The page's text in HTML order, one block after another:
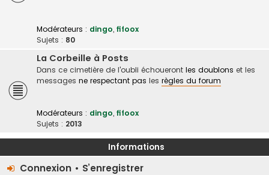
Modérateurs : dingo, fifoox
Sujets : 80
La Corbeille à Posts
Dans ce cimetière de l'oubli échoueront les doublons et les
messages ne respectant pas les règles du forum
Modérateurs : dingo, fifoox
Sujets : 2013
Informations
Connexion • S’enregistrer